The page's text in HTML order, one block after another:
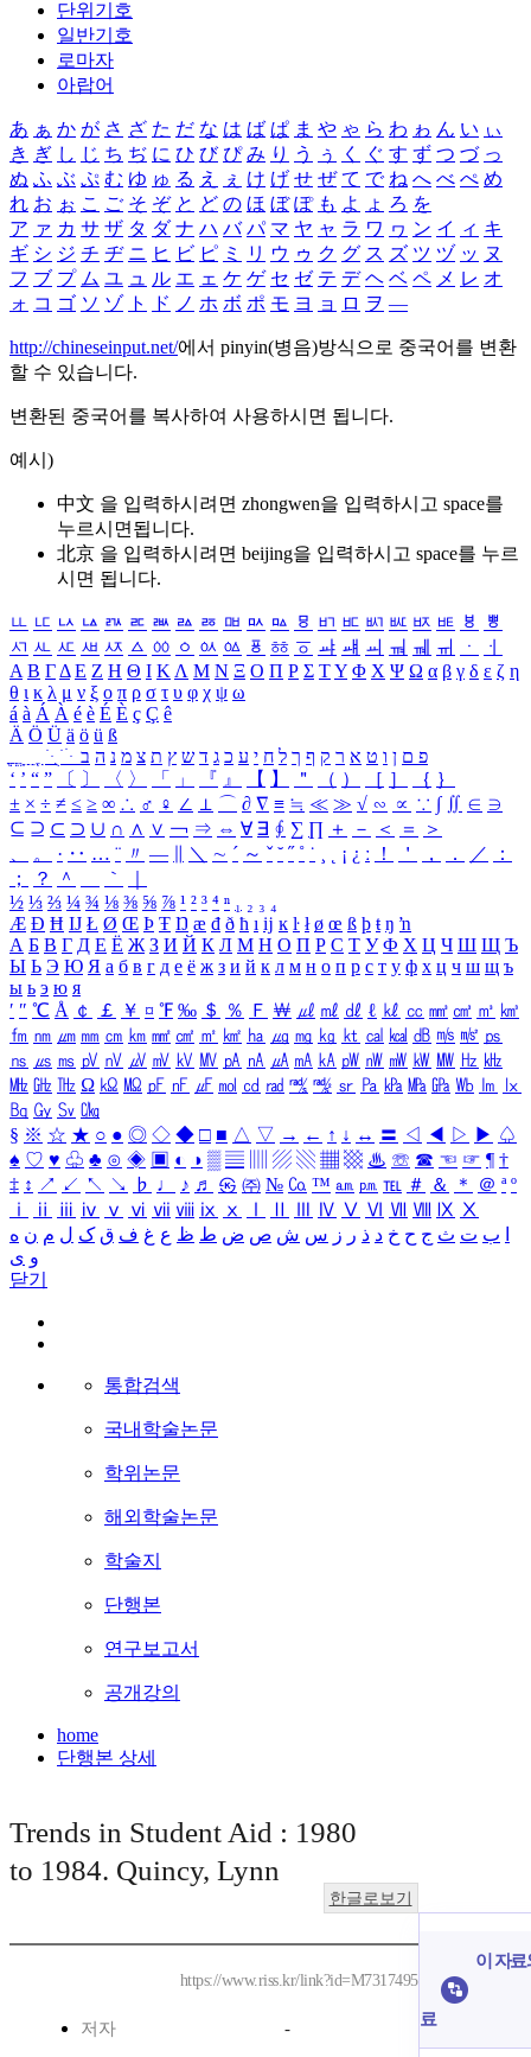
단위기호
일반기호
로마자
아랍어
あ ぁ か が さ ざ た だ な は ば ぱ ま や ゃ ら わ ゎ ん い ぃ
き ぎ し じ ち ぢ に ひ び ぴ み り う ぅ く ぐ す ず つ づ っ
ぬ ふ ぶ ぷ む ゆ ゅ る え ぇ け げ せ ぜ て で ね へ べ ぺ め
れ お ぉ こ ご そ ぞ と ど の ほ ぼ ぽ も よ ょ ろ を
ア ァ カ サ ザ タ ダ ナ ハ バ パ マ ヤ ャ ラ ワ ヮ ン イ ィ キ
ギ シ ジ チ ヂ ニ ヒ ビ ピ ミ リ ウ ゥ ク グ ス ズ ツ ヅ ッ ヌ
フ ブ プ ム ユ ュ ル エ ェ ケ ゲ セ ゼ テ デ ヘ ベ ペ メ レ オ
ォ コ ゴ ソ ゾ ト ド ノ ホ ボ ポ モ ヨ ョ ロ ヲ ―
http://chineseinput.net/에서 pinyin(병음)방식으로 중국어를 변환
할 수 있습니다.
변환된 중국어를 복사하여 사용하시면 됩니다.
예시)
中文 을 입력하시려면 zhongwen을 입력하시고 space를
누르시면됩니다.
北京 을 입력하시려면 beijing을 입력하시고 space를 누르
시면 됩니다.
ㅥ ㅦ ㅧ ㅨ ㅩ ㅪ ㅫ ㅬ ㅭ ㅮ ㅯ ㅰ ㅱ ㅲ ㅳ ㅴ ㅵ ㅶ ㅷ ㅸ
ㅹ
ㅺ ㅻ ㅼ ㅽ ㅾ ㅿ ㆀ ㆁ ㆂ ㆃ ㆄ ㆅ ㆆ ㆇ ㆈ ㆉ ㆊ ㆋ ㆌ ㆍ
ㆎ
Α Β ΓΔ Ε Ζ Η Θ Ι ΚΛ Μ Ν Ξ Ο Π Ρ Σ ΤΥ Φ Χ Ψ Ω α β γ δ ε ζ η
θ ι κ λ μ ν ξ ο π ρ σ τ υ φ χ ψ ω
á à Á À é è É È ç Ç ê
Ä Ö Ü ä ö ü ß
ִֶֹ ֻּ ׁׂ פ ם ן ו ט א ר ק ף ך ל ח י ע כ ג ד ש ץ ת צ מ נ ה ב
‘ ’ “ ” 〔 〕 〈 〉 「 」 『 』 【 】 ＂ （ ） ［ ］ ｛ ｝
± × ÷ ≠ ≤ ≥ ∞ ∴ ♂ ♀ ∠ ⊥ ⌒ ∂ ∇ ≡ ≒ ≪ ≫ √ ∽ ∝ ∵ ∫ ∬ ∈ ∋
⊆ ⊇ ⊂ ⊃ ∪ ∩ ∧ ∨ ￢ ⇒ ⇔ ∀ ∃ ∮ ∑ ∏ ＋ － ＜ ＝
＞
、
。 · ‥ … ¨ 〃 ― ＼ ∼ ´ ～ ˇ ˘ ˝ ˚ ˙ ¸ ¡ ¿ ː ！ ＇ ， ． ／
：
；
？ ＾ ｀
½ ⅓ ⅔ ¼ ¾ ⅛ ⅜ ⅝ ⅞ ¹ ² ³ ⁴ ⁿ ₁ ₂ ₃ ₄
Æ Ð Ħ Ĳ Ł Ø Œ Þ Ŧ Ŋ æ đ ð ħ ı ĳ ĸ ŀ ł ø œ ß þ ŧ ŋ ŉ
А Б В Г Д Е Ё Ж З И Й К Л М Н О П Р С Т У Ф Х Ц Ч Ш Щ Ъ
Ы Ь Э Ю Я а б в г д е ё ж з и й к л м н о п р с т у ф х ц ч ш щ ъ
ы ь э ю я
′ ″ ℃ Å ￠ ￡ ￥ ¤ ℉ ‰ ＄ ％ Ｆ ￦ ㎕ ㎖ ㎗ ℓ ㎘ ㏄ ㎣ ㎤ ㎥ ㎦
㎙ ㎚ ㎛ ㎜ ㎝ ㎞ ㎟ ㎠ ㎡ ㎢ ㏊ ㎍ ㎎ ㎏ ㏏ ㎈ ㎉ ㏈ ㎧ ㎨ ㎰
㎱ ㎲ ㎳ ㎴ ㎵ ㎶ ㎷ ㎸ ㎹ ㎀ ㎁ ㎂ ㎃ ㎄ ㎺ ㎻ ㎽ ㎾ ㎿ ㎐ ㎑
㎒ ㎓ ㎔ Ω ㏀ ㏁ ㎊ ㎋ ㎌ ㏖ ㏅ ㎭ ㎮ ㎯ ㏛ ㎩ ㎪ ㎫ ㎬ ㏝ ㏐
㏓
㏃ ㏉ ㏜ ㏆
§ ※ ☆ ★ ○ ● ◎ ◇ ◆ □ ■ △ ▽ → ← ↑ ↓ ↔ 〓 ◁ ◀ ▷ ▶ ♤
♠ ♡ ♥ ♧ ♣ ⊙ ◈ ▣ ◐ ◑ ▒ ▤ ▨ ▧ ▦ ▩ ♨ ☏ ☎ ☜ ☞ ¶ †
‡ ↕ ↗ ↙ ↖ ↘ ♭ ♩ ♪ ♬ ㉿ ㈜ № ㏇ ™ ㏂ ㏘ ℡ ＃ ＆ ＊ ＠ ª º
ⅰ
ⅱ ⅲ ⅳ ⅴ ⅵ ⅶ ⅷ ⅸ ⅹ Ⅳ Ⅴ Ⅵ Ⅶ Ⅷ Ⅸ Ⅹ
ب ت ث ج ح خ د ذ ر ز س ش ص ض ط ظ ع غ ف ق ک ل م ن ه
و ی
닫기
통합검색
국내학술논문
학위논문
해외학술논문
학술지
단행본
연구보고서
공개강의
home
단행본 상세
Trends in Student Aid : 1980
to 1984. Quincy, Lynn
한글로보기
https://www.riss.kr/link?id=M7317495
저자 -
이 자료
료